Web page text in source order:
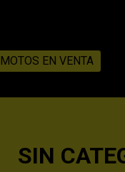
MOTOS EN VENTA
SIN